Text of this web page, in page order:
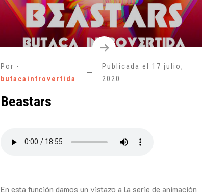
Por -
butacaintrovertida
Publicada el 17 julio,
2020
Beastars
En esta función damos un vistazo a la serie de animación